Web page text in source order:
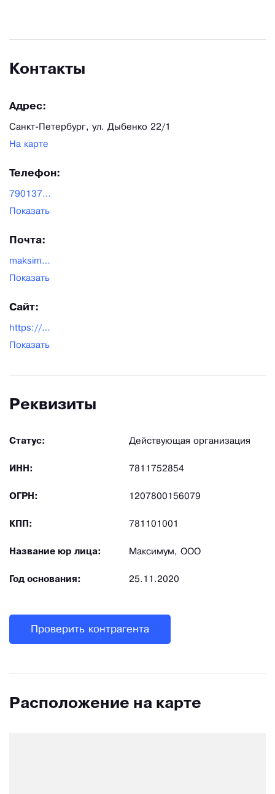
Контакты
Адрес:
Санкт-Петербург, ул. Дыбенко 22/1
На карте
Телефон:
79013722470
Показать
Почта:
maksimum-spb@yandex.ru
Показать
Сайт:
https://magazinmaksimum.ru/
Показать
Реквизиты
Статус: Действующая организация
ИНН: 7811752854
ОГРН: 1207800156079
КПП: 781101001
Название юр лица: Максимум, ООО
Год основания: 25.11.2020
Проверить контрагента
Расположение на карте